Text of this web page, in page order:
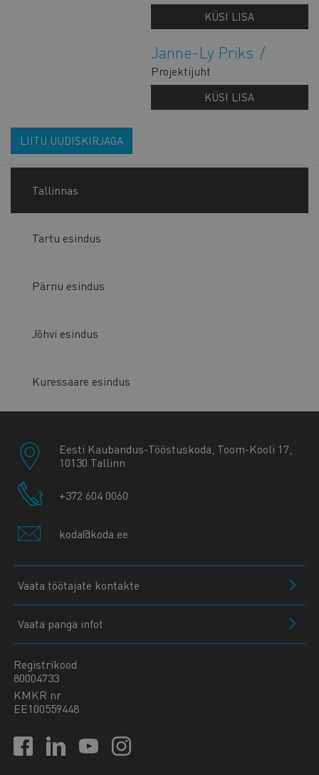
KÜSI LISA
Janne-Ly Priks
Projektijuht
KÜSI LISA
LIITU UUDISKIRJAGA
Tallinnas
Tartu esindus
Pärnu esindus
Jõhvi esindus
Kuressaare esindus
Eesti Kaubandus-Tööstuskoda, Toom-Kooli 17,
10130 Tallinn
+372 604 0060
koda@koda.ee
Vaata töötajate kontakte
Vaata panga infot
Registrikood
80004733
KMKR nr
EE100559448